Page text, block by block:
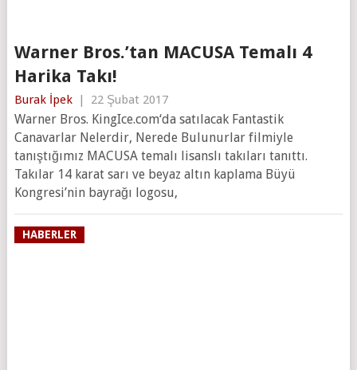
Warner Bros.’tan MACUSA Temalı 4
Harika Takı!
Burak İpek | 22 Şubat 2017
Warner Bros. KingIce.com‘da satılacak Fantastik
Canavarlar Nelerdir, Nerede Bulunurlar filmiyle
tanıştığımız MACUSA temalı lisanslı takıları tanıttı.
Takılar 14 karat sarı ve beyaz altın kaplama Büyü
Kongresi’nin bayrağı logosu,
HABERLER